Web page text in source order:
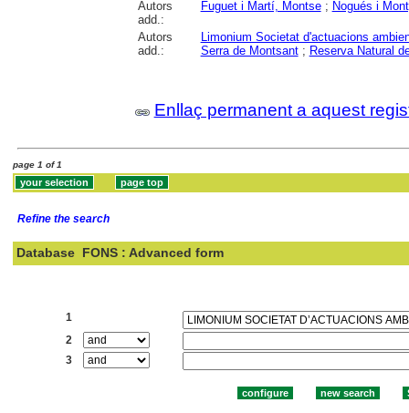
Autors
add.:
Fuguet i Martí, Montse; Nogués i
Autors
add.:
Limonium Societat d'actuacions
Serra de Montsant; Reserva Natural
Enllaç permanent a aquest
page 1 of 1
Refine the search
Database FONS : Advanced form
1
2
3